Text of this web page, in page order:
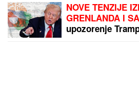
NOVE TENZIJE
GRENLANDA I
upozorenje